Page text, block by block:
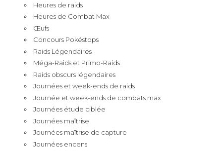
Heures de raids
Heures de Combat Max
Œufs
Concours Pokéstops
Raids Légendaires
Méga-Raids et Primo-Raids
Raids obscurs légendaires
Journées et week-ends de raids
Journée et week-ends de combats max
Journées étude ciblée
Journées maîtrise
Journées maîtrise de capture
Journées encens